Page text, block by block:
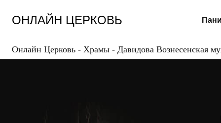
содержанию
ОНЛАЙН ЦЕРКОВЬ
Онлайн Церковь - Храмы - Давидова Вознесенская